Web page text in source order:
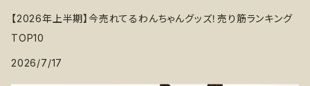
【2026年上半期】今売れてるわんちゃんグッズ！売り筋ランキング
TOP10
2026/7/17